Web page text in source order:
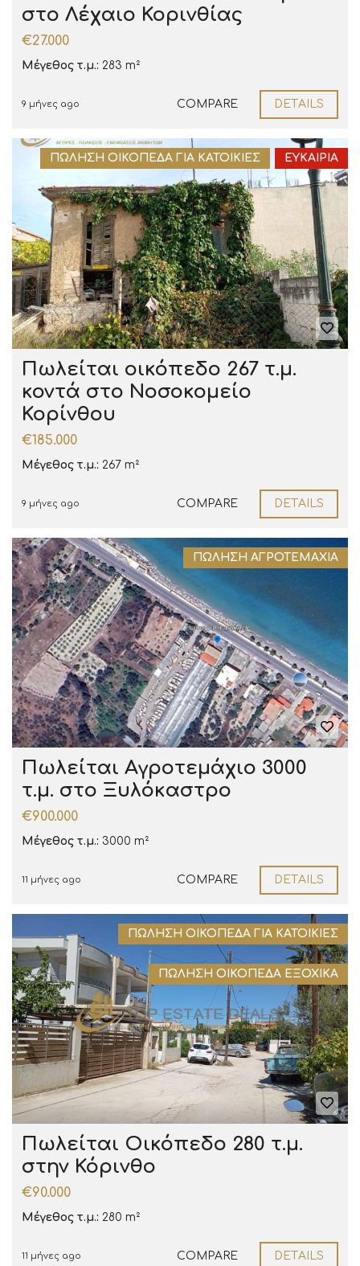
στο Λέχαιο Κορινθίας
€27.000
Μέγεθος τ.μ.: 283 m²
9 μήνες ago COMPARE DETAILS
ΕΥΚΑΙΡΊΑ
ΠΏΛΗΣΗ ΟΙΚΌΠΕΔΑ ΓΙΑ ΚΑΤΟΙΚΊΕΣ
Πωλείται οικόπεδο 267 τ.μ.
κοντά στο Νοσοκομείο
Κορίνθου
€185.000
Μέγεθος τ.μ.: 267 m²
9 μήνες ago COMPARE DETAILS
ΠΏΛΗΣΗ ΑΓΡΟΤΕΜΆΧΙΑ
Πωλείται Αγροτεμάχιο 3000
τ.μ. στο Ξυλόκαστρο
€900.000
Μέγεθος τ.μ.: 3000 m²
11 μήνες ago COMPARE DETAILS
ΠΏΛΗΣΗ ΟΙΚΌΠΕΔΑ ΓΙΑ ΚΑΤΟΙΚΊΕΣ
ΠΏΛΗΣΗ ΟΙΚΌΠΕΔΑ ΕΞΟΧΙΚΆ
Πωλείται Οικόπεδο 280 τ.μ.
στην Κόρινθο
€90.000
Μέγεθος τ.μ.: 280 m²
11 μήνες ago COMPARE DETAILS